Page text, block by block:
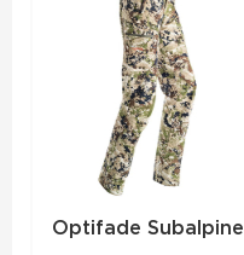
Optifade Subalpine